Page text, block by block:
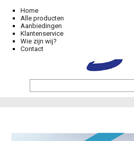
Home
Alle producten
Aanbiedingen
Klantenservice
Wie zijn wij?
Contact